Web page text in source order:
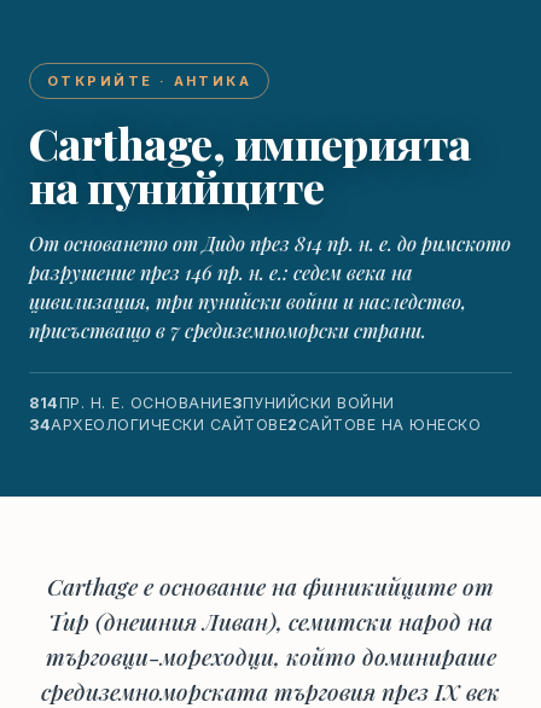
ОТКРИЙТЕ · АНТИКА
Carthage, империята
на пунийците
От основането от Дидо през 814 пр. н. е. до римското
разрушение през 146 пр. н. е.: седем века на
цивилизация, три пунийски войни и наследство,
присъстващо в 7 средиземноморски страни.
814ПР. Н. Е. ОСНОВАНИЕ3ПУНИЙСКИ ВОЙНИ
34АРХЕОЛОГИЧЕСКИ САЙТОВЕ2 САЙТОВЕ НА ЮНЕСКО
Carthage е основание на финикийците от
Тир (днешния Ливан), семитски народ на
търговци-мореходци, който доминираше
средиземноморската търговия през IX век